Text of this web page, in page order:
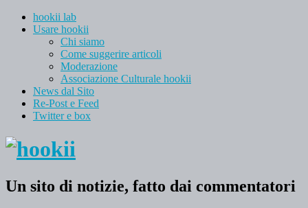
hookii lab
Usare hookii
Chi siamo
Come suggerire articoli
Moderazione
Associazione Culturale hookii
News dal Sito
Re-Post e Feed
Twitter e box
Un sito di notizie, fatto dai commentatori